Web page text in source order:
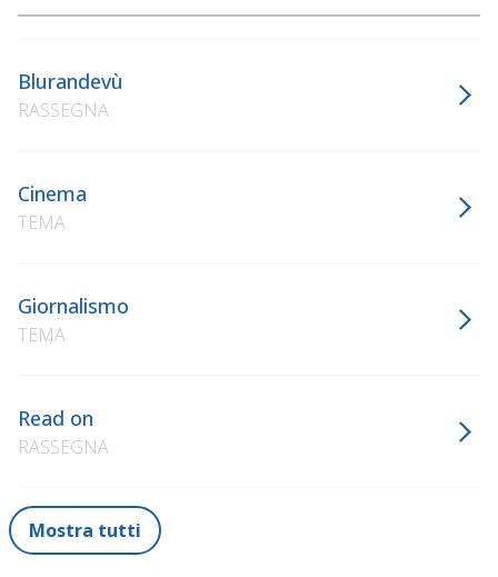
Blurandevù
RASSEGNA
Cinema
TEMA
Giornalismo
TEMA
Read on
RASSEGNA
Mostra tutti